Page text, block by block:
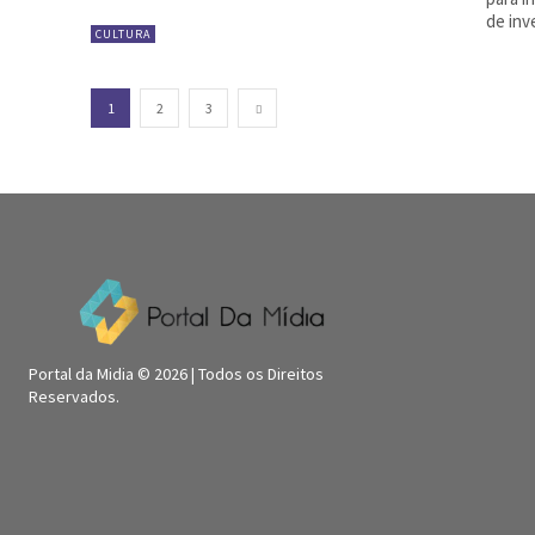
CULTURA
de
1 2 3
Portal da Midia © 2026 | Todos os Direitos
Reservados.